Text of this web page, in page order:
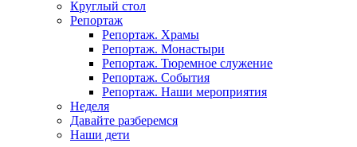
Круглый стол
Репортаж
Репортаж. Храмы
Репортаж. Монастыри
Репортаж. Тюремное служение
Репортаж. События
Репортаж. Наши мероприятия
Неделя
Давайте разберемся
Наши дети